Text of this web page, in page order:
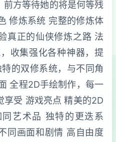
前方等待她的将是何等残
修炼系统 完整的修炼体
真正的仙侠修炼之路 法
收集强化各种神器，提
的双修系统，与不同角
全程2D手绘制作，每一
享受 游戏亮点 精美的2D
艺术品 独特的更迭系
同画面和剧情 高自由度